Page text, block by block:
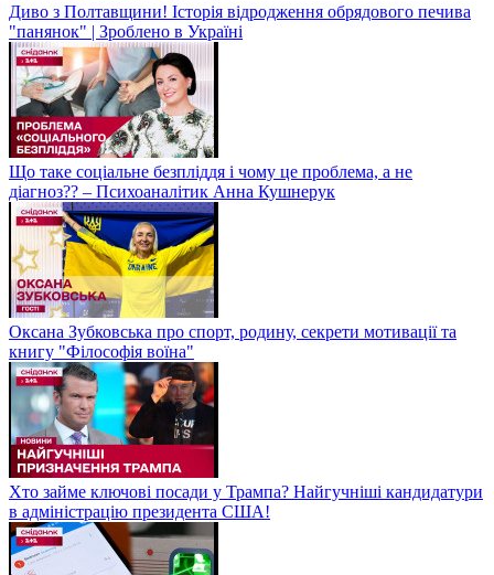
Диво з Полтавщини! Історія відродження обрядового печива
"панянок" | Зроблено в Україні
Що таке соціальне безпліддя і чому це проблема, а не
діагноз?? – Психоаналітик Анна Кушнерук
Оксана Зубковська про спорт, родину, секрети мотивації та
книгу "Філософія воїна"
Хто займе ключові посади у Трампа? Найгучніші кандидатури
в адміністрацію президента США!